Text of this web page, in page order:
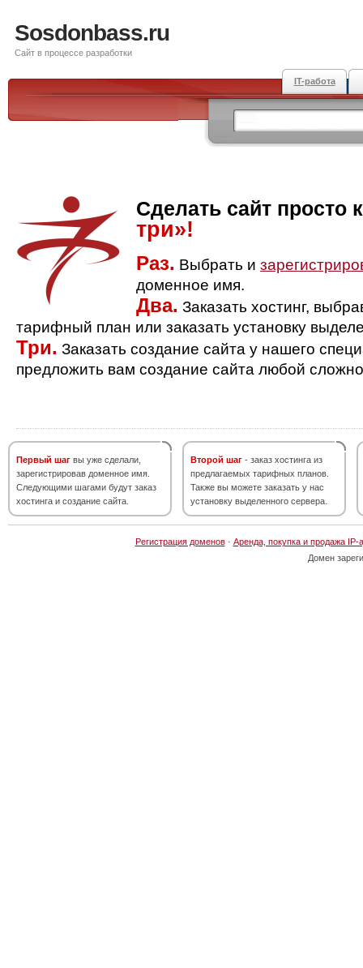
Sosdonbass.ru
Сайт в процессе разработки
IT-работа
Сделать сайт просто
три»!
Раз. Выбрать и
доменное имя.
Два. Заказать хостинг,
тарифный план или заказать установку
Три. Заказать создание сайта у нашего
предложить вам создание сайта любой
Первый шаг вы уже сделали,
зарегистрировав доменное имя.
Следующими шагами будут заказ
хостинга и создание сайта.
Второй шаг - заказ хостинга из
предлагаемых тарифных планов.
Также вы можете заказать у нас
установку выделенного сервера.
Регистрация доменов· Аренда, покупка и продажа IP-
Домен